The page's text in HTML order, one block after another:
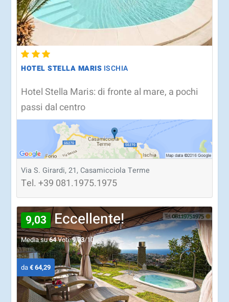
HOTEL STELLA MARIS ISCHIA
Hotel Stella Maris: di fronte al mare, a pochi
passi dal centro
Via S. Girardi, 21, Casamicciola Terme
Tel.+39 081.1975.1975
9,03 Eccellente!
Media su64Voti:9,03/10
da€ 64,29